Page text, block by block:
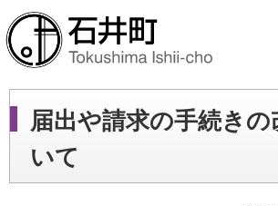
届出や請求の手続きの
いて